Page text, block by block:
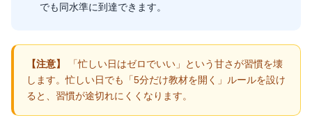
でも同水準に到達できます。
「忙しい日はゼロでいい」という甘さが習慣を壊
します。忙しい日でも「5分だけ教材を開く」ルールを設け
ると、習慣が途切れにくくなります。